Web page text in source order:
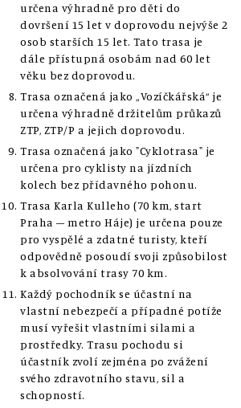
určena výhradně pro děti do
dovršení 15 let v doprovodu nejvýše 2
osob starších 15 let. Tato trasa je
dále přístupná osobám nad 60 let
věku bez doprovodu.
Trasa označená jako „Vozíčkářská“ je
určena výhradně držitelům průkazů
ZTP, ZTP/P a jejich doprovodu.
Trasa označená jako "Cyklotrasa" je
určena pro cyklisty na jízdních
kolech bez přídavného pohonu.
Trasa Karla Kulleho (70 km, start
Praha – metro Háje) je určena pouze
pro vyspělé a zdatné turisty, kteří
odpovědně posoudí svoji způsobilost
k absolvování trasy 70 km.
Každý pochodník se účastní na
vlastní nebezpečí a případné potíže
musí vyřešit vlastními silami a
prostředky. Trasu pochodu si
účastník zvolí zejména po zvážení
svého zdravotního stavu, sil a
schopností.